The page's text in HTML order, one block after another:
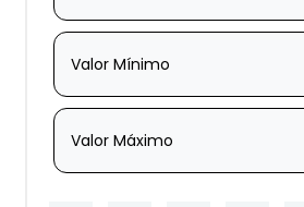
Valor Mínimo
Valor Máximo